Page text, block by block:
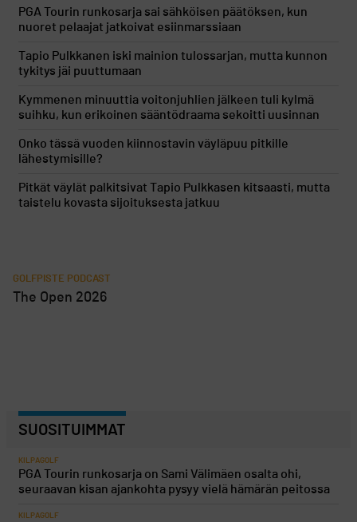
PGA Tourin runkosarja sai sähköisen päätöksen, kun
nuoret pelaajat jatkoivat esiinmarssiaan
Tapio Pulkkanen iski mainion tulossarjan, mutta kunnon
tykitys jäi puuttumaan
Kymmenen minuuttia voitonjuhlien jälkeen tuli kylmä
suihku, kun erikoinen sääntödraama sekoitti uusinnan
Onko tässä vuoden kiinnostavin väyläpuu pitkille
lähestymisille?
Pitkät väylät palkitsivat Tapio Pulkkasen kitsaasti, mutta
taistelu kovasta sijoituksesta jatkuu
GOLFPISTE PODCAST
The Open 2026
SUOSITUIMMAT
KILPAGOLF
PGA Tourin runkosarja on Sami Välimäen osalta ohi,
seuraavan kisan ajankohta pysyy vielä hämärän peitossa
KILPAGOLF